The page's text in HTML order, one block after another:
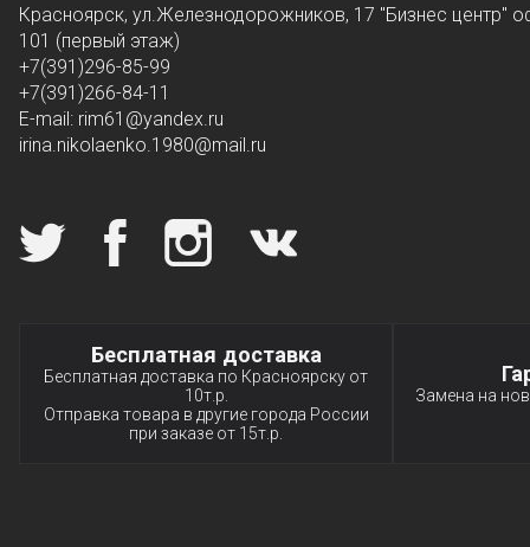
Красноярск, ул.Железнодорожников, 17 "Бизнес центр"
101 (первый этаж)
+7(391)296-85-99
+7(391)266-84-11
E-mail: rim61 @yandex.ru
irina.nikolaenko.1980@mail.ru
Мы в социальных сетях
Специальные условия
Бесплатная доставка
Бесплатная доставка по Красноярску от
10т.р.
Отправка товара в другие города России
при заказе от 15т.р.
Замена на